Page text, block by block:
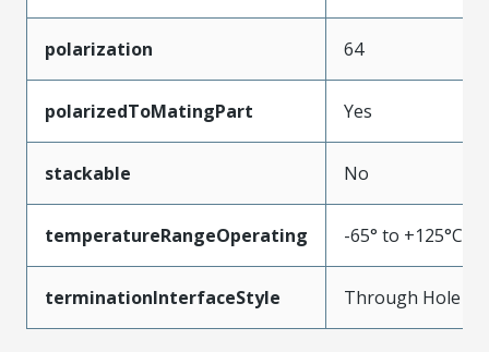
polarization 64
polarizedToMatingPart Yes
stackable No
temperatureRangeOperating -65° to +125°C
terminationInterfaceStyle Through Hole